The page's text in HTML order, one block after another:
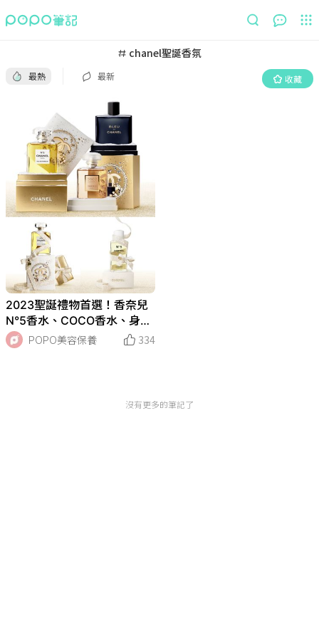
chanel聖誕香氛
最熱 最新 收藏
最新 收藏
2023聖誕禮物首選！香奈兒
N°5香水、COCO香水、身體
亮膚油...，絕美CHANEL聖誕
禮盒包裝必收藏！
POPO美容保養 334
沒有更多的筆記了